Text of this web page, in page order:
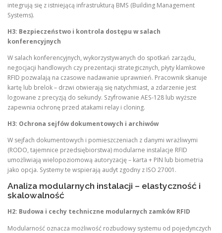
integrują się z istniejącą infrastrukturą BMS (Building Management
Systems).
H3: Bezpieczeństwo i kontrola dostępu w salach
konferencyjnych
W salach konferencyjnych, wykorzystywanych do spotkań zarządu,
negocjacji handlowych czy prezentacji strategicznych, płyty klamkowe
RFID pozwalają na czasowe nadawanie uprawnień. Pracownik skanuje
kartę lub brelok – drzwi otwierają się natychmiast, a zdarzenie jest
logowane z precyzją do sekundy. Szyfrowanie AES-128 lub wyższe
zapewnia ochronę przed atakami relay i cloning.
H3: Ochrona sejfów dokumentowych i archiwów
W sejfach dokumentowych i pomieszczeniach z danymi wrażliwymi
(RODO, tajemnice przedsiębiorstwa) modularne instalacje RFID
umożliwiają wielopoziomową autoryzację – karta + PIN lub biometria
jako opcja. Systemy te wspierają audyt zgodny z ISO 27001.
Analiza modularnych instalacji – elastyczność i
skalowalność
H2: Budowa i cechy techniczne modularnych zamków RFID
Modularność oznacza możliwość rozbudowy systemu od pojedynczych